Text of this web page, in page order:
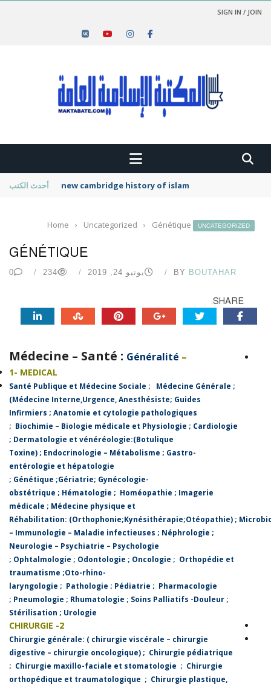
SIGN IN / JOIN
أحدث الكتب new cambridge history of islam
UNCATEGORIZED
Home › Uncategorized › Génétique
GÉNÉTIQUE
BY BOUTAHAR يونيو 24, 2019 234
0
SHARE:
–
Médecine – Santé : Généralité
1- MEDICAL
Santé Publique et Médecine Sociale ; Médecine Générale ;
(Médecine Interne,Urgence, Anesthésiste; Guides
Infirmiers ; Anatomie et cytologie pathologiques
; Biochimie – Biologie médicale et Physiologie ; Cardiologie
; Dermatologie et vénéréologie:(Botulique
Toxine) ; Endocrinologie – Métabolisme ; Gastro-
entérologie et hépatologie
; Génétique ;Gériatrie; Gynécologie-
obstétrique ; Hématologie ; Homéopathie ; Imagerie
médicale ; Médecine physique et
Réhabilitation: (Orthophonie;Kynésithérapie;Otéopathie) ;
– Immunologie – Maladie infectieuses ; Néphrologie ;
Neurologie – Psychiatrie – Psychologie
; Ophtalmologie ; Odontologie ; Oncologie ; Orthopédie et
traumatisme ;Oto-rhino-
laryngologie ; Pathologie ; Pédiatrie ; Pharmacologie
; Pneumologie ; Rhumatologie ; Soins Palliatifs -Douleur ;
Stérilisation ; Urologie
2- CHIRURGIE
Chirurgie générale: ( chirurgie viscérale – chirurgie
digestive – chirurgie oncologique) ; Chirurgie pédiatrique
; Chirurgie maxillo-faciale et stomatologie ; Chirurgie
orthopédique et traumatologique ; Chirurgie plastique,